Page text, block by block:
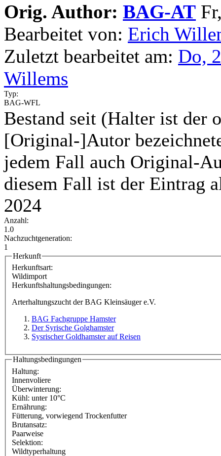
Orig. Author: BAG-AT
Bearbeitet von: Erich
Zuletzt bearbeitet am: Do,
Willems
Typ:
BAG-WFL
Bestand seit (Halter ist der
[Original-]Autor
jedem Fall auch Original-
diesem Fall ist der Eintrag
2024
Anzahl:
1.0
Nachzuchtgeneration:
1
Herkunft
Herkunftsart:
Wildimport
Herkunftshaltungsbedingungen:
Arterhaltungszucht der BAG Kleinsäuger e.V.
BAG Fachgruppe Hamster
Der Syrische Golghamster
Sysrischer Goldhamster auf Reisen
Haltungsbedingungen
Haltung:
Innenvoliere
Überwinterung:
Kühl: unter 10°C
Ernährung:
Fütterung, vorwiegend Trockenfutter
Brutansatz:
Paarweise
Selektion:
Wildtyperhaltung